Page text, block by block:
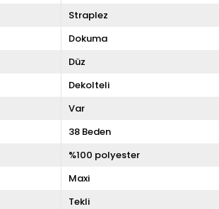
Straplez
Dokuma
Düz
Dekolteli
Var
38 Beden
%100 polyester
Maxi
Tekli